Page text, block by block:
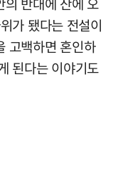
가 됐다는 전설이
고백하면 혼인하
된다는 이야기도